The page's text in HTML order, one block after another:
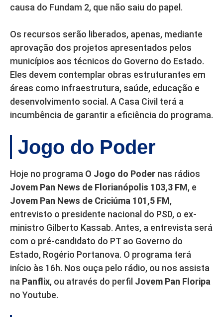
causa do Fundam 2, que não saiu do papel.
Os recursos serão liberados, apenas, mediante
aprovação dos projetos apresentados pelos
municípios aos técnicos do Governo do Estado.
Eles devem contemplar obras estruturantes em
áreas como infraestrutura, saúde, educação e
desenvolvimento social. A Casa Civil terá a
incumbência de garantir a eficiência do programa.
Jogo do Poder
Hoje no programa O Jogo do Poder nas rádios
Jovem Pan News de Florianópolis 103,3 FM, e
Jovem Pan News de Criciúma 101,5 FM,
entrevisto o presidente nacional do PSD, o ex-
ministro Gilberto Kassab. Antes, a entrevista será
com o pré-candidato do PT ao Governo do
Estado, Rogério Portanova. O programa terá
início às 16h. Nos ouça pelo rádio, ou nos assista
na Panflix, ou através do perfil Jovem Pan Floripa
no Youtube.